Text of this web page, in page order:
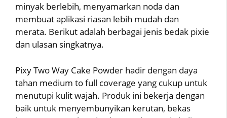
minyak berlebih, menyamarkan noda dan
membuat aplikasi riasan lebih mudah dan
merata. Berikut adalah berbagai jenis bedak pixie
dan ulasan singkatnya.
Pixy Two Way Cake Powder hadir dengan daya
tahan medium to full coverage yang cukup untuk
menutupi kulit wajah. Produk ini bekerja dengan
baik untuk menyembunyikan kerutan, bekas